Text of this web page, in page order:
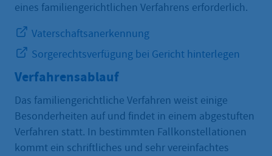
eines familiengerichtlichen Verfahrens erforderlich.
Vaterschaftsanerkennung
Sorgerechtsverfügung bei Gericht hinterlegen
Verfahrensablauf
Das familiengerichtliche Verfahren weist einige
Besonderheiten auf und findet in einem abgestuften
Verfahren statt. In bestimmten Fallkonstellationen
kommt ein schriftliches und sehr vereinfachtes